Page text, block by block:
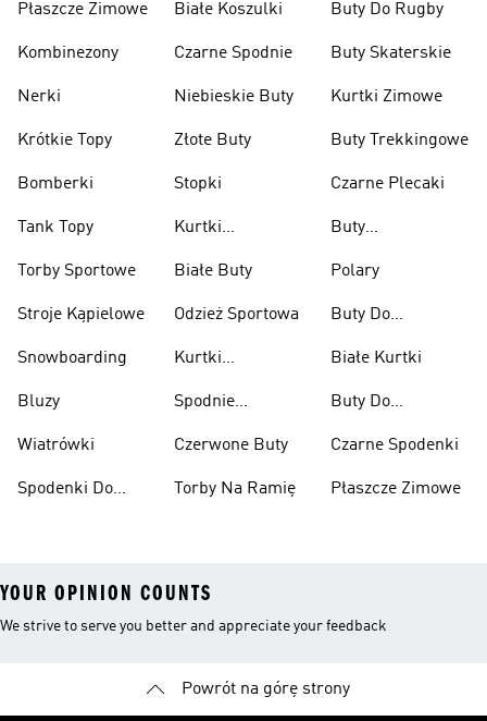
Płaszcze Zimowe
Kombinezony
Nerki
Krótkie Topy
Bomberki
Tank Topy
Torby Sportowe
Stroje Kąpielowe
Snowboarding
Bluzy
Wiatrówki
Spodenki Do
Białe Koszulki
Czarne Spodnie
Niebieskie Buty
Złote Buty
Stopki
Kurtki
Białe Buty
Odzież Sportowa
Kurtki
Spodnie
Czerwone Buty
Torby Na Ramię
Buty Do Rugby
Buty Skaterskie
Kurtki Zimowe
Buty Trekkingowe
Czarne Plecaki
Buty
Polary
Buty Do
Ciężarów
Białe Kurtki
Buty Do
Czarne Spodenki
Płaszcze Zimowe
YOUR OPINION COUNTS
We strive to serve you better and appreciate your feedback
Powrót na górę strony